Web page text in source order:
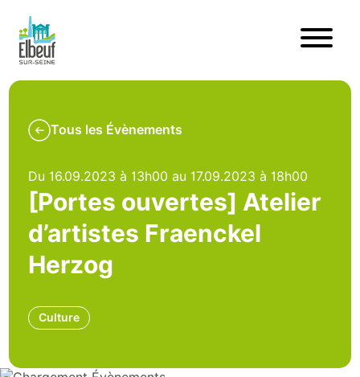
Tous les Évènements
Du 16.09.2023 à 13h00 au 17.09.2023 à 18h00
[Portes ouvertes] Atelier
d’artistes Fraenckel
Herzog
Culture